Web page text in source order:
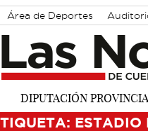
Área de Deportes